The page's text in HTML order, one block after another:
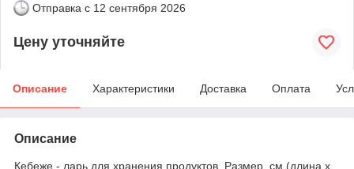
Отправка с 12 сентября 2026
Цену уточняйте
Описание Характеристики Доставка Оплата
Описание
Кебеже - ларь для хранения продуктов. Размер, см (длина х